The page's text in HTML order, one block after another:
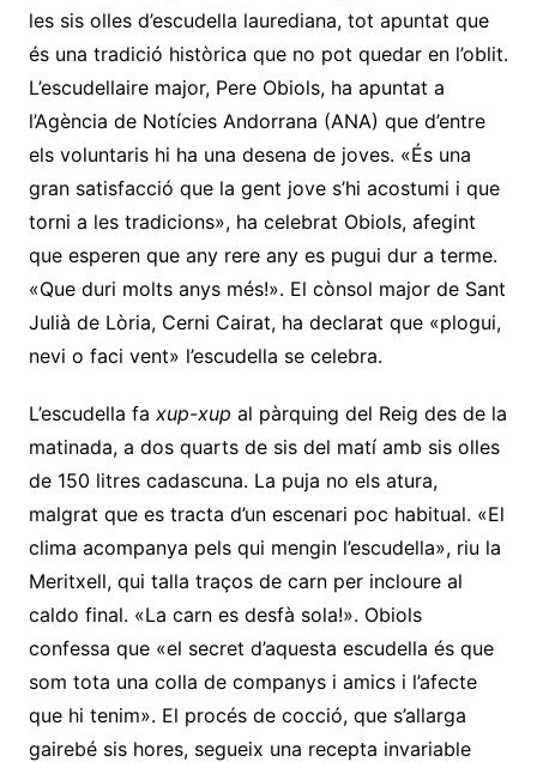
les sis olles d’escudella laurediana, tot apuntat que
és una tradició històrica que no pot quedar en l’oblit.
L’escudellaire major, Pere Obiols, ha apuntat a
l’Agència de Notícies Andorrana (ANA) que d’entre
els voluntaris hi ha una desena de joves. «És una
gran satisfacció que la gent jove s’hi acostumi i que
torni a les tradicions», ha celebrat Obiols, afegint
que esperen que any rere any es pugui dur a terme.
«Que duri molts anys més!». El cònsol major de Sant
Julià de Lòria, Cerni Cairat, ha declarat que «plogui,
nevi o faci vent» l’escudella se celebra.
L’escudella fa xup-xup al pàrquing del Reig des de la
matinada, a dos quarts de sis del matí amb sis olles
de 150 litres cadascuna. La puja no els atura,
malgrat que es tracta d’un escenari poc habitual. «El
clima acompanya pels qui mengin l’escudella», riu la
Meritxell, qui talla traços de carn per incloure al
caldo final. «La carn es desfà sola!». Obiols
confessa que «el secret d’aquesta escudella és que
som tota una colla de companys i amics i l’afecte
que hi tenim». El procés de cocció, que s’allarga
gairebé sis hores, segueix una recepta invariable